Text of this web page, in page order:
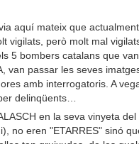
aquí mateix que
vigilats, però molt mal
5 bombers catalans que
van passar les seves
amb interrogatoris. A
delinqüents…
en la seva vinyeta del
no eren "ETARRES" sinó